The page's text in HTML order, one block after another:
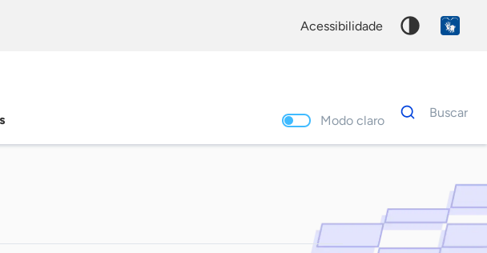
acessibilidade
Modo claro
Dados
para
Buscar